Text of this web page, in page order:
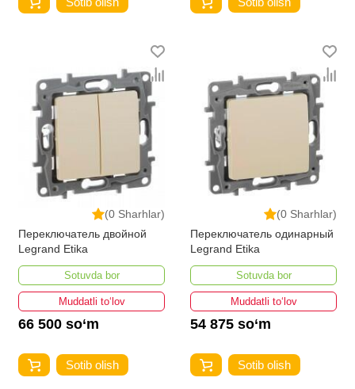
(0 Sharhlar)
Переключатель двойной
Legrand Etika
Sotuvda bor
Muddatli to‘lov
66 500 so‘m
Sotib olish
(0 Sharhlar)
Переключатель одинарный
Legrand Etika
Sotuvda bor
Muddatli to‘lov
54 875 so‘m
Sotib olish